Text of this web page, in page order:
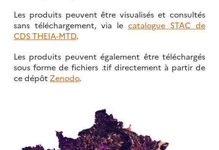
Les produits peuvent être visualisés et consultés
sans téléchargement, via le catalogue STAC de
CDS THEIA-MTD.
Les produits peuvent également être téléchargés
sous forme de fichiers .tif directement à partir de
ce dépôt Zenodo.